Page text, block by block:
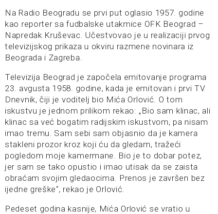
Na Radio Beogradu se prvi put oglasio 1957. godine
kao reporter sa fudbalske utakmice OFK Beograd –
Napredak Kruševac. Učestvovao je u realizaciji prvog
televizijskog prikaza u okviru razmene novinara iz
Beograda i Zagreba.
Televizija Beograd je započela emitovanje programa
23. avgusta 1958. godine, kada je emitovan i prvi TV
Dnevnik, čiji je voditelj bio Mića Orlović. O tom
iskustvu je jednom prilikom rekao: „Bio sam klinac, ali
klinac sa već bogatim radijskim iskustvom, pa nisam
imao tremu. Sam sebi sam objasnio da je kamera
stakleni prozor kroz koji ću da gledam, tražeći
pogledom moje kamermane. Bio je to dobar potez,
jer sam se tako opustio i imao utisak da se zaista
obraćam svojim gledaocima. Prenos je završen bez
ijedne greške“, rekao je Orlović.
Pedeset godina kasnije, Mića Orlović se vratio u